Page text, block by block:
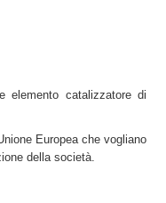
elemento catalizzatore di
Europea che vogliano
della società.